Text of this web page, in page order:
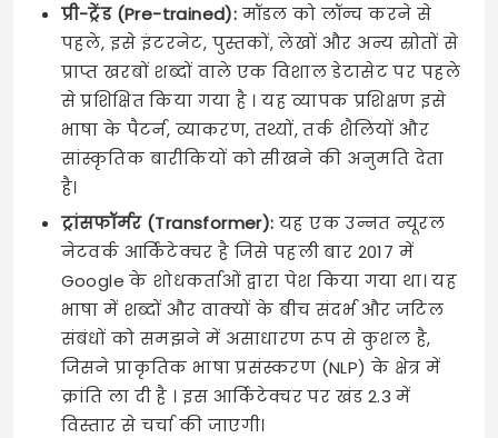
प्री-ट्रेंड (Pre-trained): मॉडल को लॉन्च करने से
पहले, इसे इंटरनेट, पुस्तकों, लेखों और अन्य स्रोतों से
प्राप्त खरबों शब्दों वाले एक विशाल डेटासेट पर पहले
से प्रशिक्षित किया गया है । यह व्यापक प्रशिक्षण इसे
भाषा के पैटर्न, व्याकरण, तथ्यों, तर्क शैलियों और
सांस्कृतिक बारीकियों को सीखने की अनुमति देता
है।
ट्रांसफॉर्मर (Transformer): यह एक उन्नत न्यूरल
नेटवर्क आर्किटेक्चर है जिसे पहली बार 2017 में
Google के शोधकर्ताओं द्वारा पेश किया गया था। यह
भाषा में शब्दों और वाक्यों के बीच संदर्भ और जटिल
संबंधों को समझने में असाधारण रूप से कुशल है,
जिसने प्राकृतिक भाषा प्रसंस्करण (NLP) के क्षेत्र में
क्रांति ला दी है । इस आर्किटेक्चर पर खंड 2.3 में
विस्तार से चर्चा की जाएगी।